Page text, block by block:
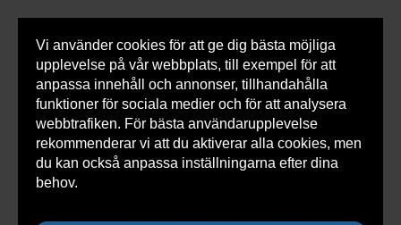
Vi använder cookies för att ge dig bästa möjliga
upplevelse på vår webbplats, till exempel för att
anpassa innehåll och annonser, tillhandahålla
funktioner för sociala medier och för att analysera
webbtrafiken. För bästa användarupplevelse
rekommenderar vi att du aktiverar alla cookies, men
du kan också anpassa inställningarna efter dina
behov.
0 varorSnabborder
Du
här:
Armatec > Produkter > Tryckavsäkring >
HVAC/
Övriga säkerhetsventiler
> För Värme- och kylteknik
>
Säkerhetsventil AT 8310A